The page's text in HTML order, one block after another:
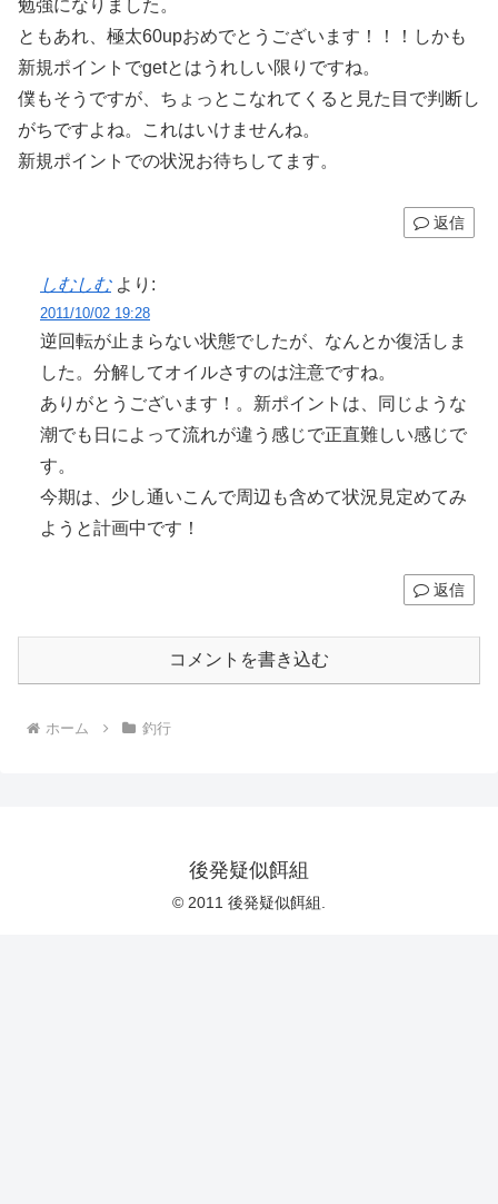
勉強になりました。
ともあれ、極太60upおめでとうございます！！！しかも
新規ポイントでgetとはうれしい限りですね。
僕もそうですが、ちょっとこなれてくると見た目で判断し
がちですよね。これはいけませんね。
新規ポイントでの状況お待ちしてます。
返信
しむしむ より:
2011/10/02 19:28
逆回転が止まらない状態でしたが、なんとか復活しま
した。分解してオイルさすのは注意ですね。
ありがとうございます！。新ポイントは、同じような
潮でも日によって流れが違う感じで正直難しい感じで
す。
今期は、少し通いこんで周辺も含めて状況見定めてみ
ようと計画中です！
返信
コメントを書き込む
ホーム 釣行
後発疑似餌組
© 2011 後発疑似餌組.